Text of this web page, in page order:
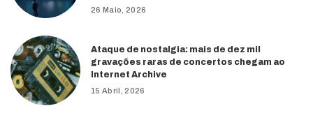
26 Maio, 2026
Ataque de nostalgia: mais de dez mil
gravações raras de concertos chegam ao
Internet Archive
15 Abril, 2026